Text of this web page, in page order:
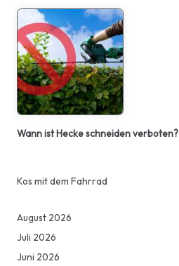
Wann ist Hecke schneiden verboten?
Kos mit dem Fahrrad
August 2026
Juli 2026
Juni 2026